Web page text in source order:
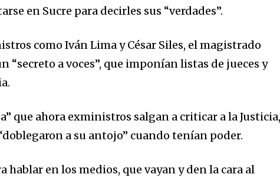
en Sucre para decirles sus “verdades”.
como Iván Lima y César Siles, el magistrado
“secreto a voces”, que imponían listas de jueces y
que ahora exministros salgan a criticar a la Justicia,
a su antojo” cuando tenían poder.
hablar en los medios, que vayan y den la cara al